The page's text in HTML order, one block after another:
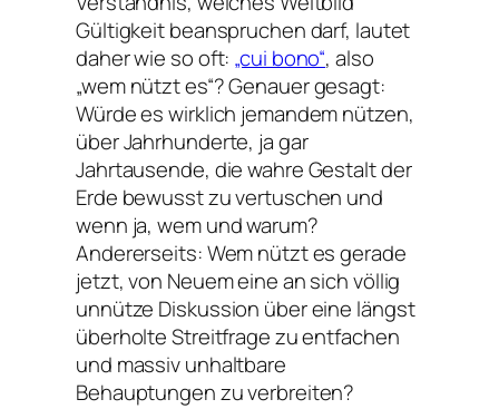
Gültigkeit beanspruchen darf, lautet
daher wie so oft: „cui bono“, also
„wem nützt es“? Genauer gesagt:
Würde es wirklich jemandem nützen,
über Jahrhunderte, ja gar
Jahrtausende, die wahre Gestalt der
Erde bewusst zu vertuschen und
wenn ja, wem und warum?
Andererseits: Wem nützt es gerade
jetzt, von Neuem eine an sich völlig
unnütze Diskussion über eine längst
überholte Streitfrage zu entfachen
und massiv unhaltbare
Behauptungen zu verbreiten?